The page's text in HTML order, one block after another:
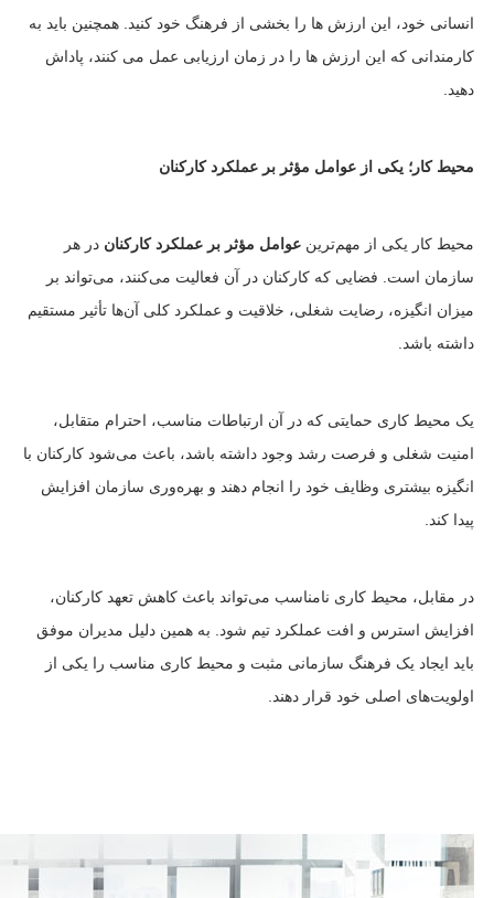
انسانی خود، این ارزش ها را بخشی از فرهنگ خود کنید. همچنین باید به
کارمندانی که این ارزش ها را در زمان ارزیابی عمل می کنند، پاداش
دهید.
محیط کار؛ یکی از عوامل مؤثر بر عملکرد کارکنان
محیط کار یکی از مهم‌ترین عوامل مؤثر بر عملکرد کارکنان در هر
سازمان است. فضایی که کارکنان در آن فعالیت می‌کنند، می‌تواند بر
میزان انگیزه، رضایت شغلی، خلاقیت و عملکرد کلی آن‌ها تأثیر مستقیم
داشته باشد.
یک محیط کاری حمایتی که در آن ارتباطات مناسب، احترام متقابل،
امنیت شغلی و فرصت رشد وجود داشته باشد، باعث می‌شود کارکنان با
انگیزه بیشتری وظایف خود را انجام دهند و بهره‌وری سازمان افزایش
پیدا کند.
در مقابل، محیط کاری نامناسب می‌تواند باعث کاهش تعهد کارکنان،
افزایش استرس و افت عملکرد تیم شود. به همین دلیل مدیران موفق
باید ایجاد یک فرهنگ سازمانی مثبت و محیط کاری مناسب را یکی از
اولویت‌های اصلی خود قرار دهند.